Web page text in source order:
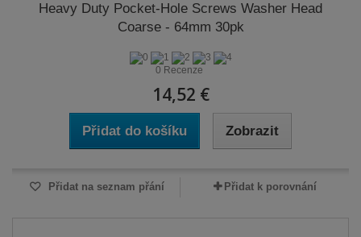
Heavy Duty Pocket-Hole Screws Washer Head
Coarse - 64mm 30pk
0 Recenze
14,52 €
Přidat do košíku Zobrazit
Přidat na seznam přání Přidat k porovnání